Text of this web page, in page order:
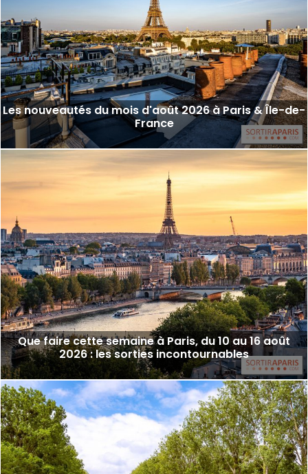
Les nouveautés du mois d'août 2026 à Paris & Île-de-
France
Que faire cette semaine à Paris, du 10 au 16 août
2026 : les sorties incontournables